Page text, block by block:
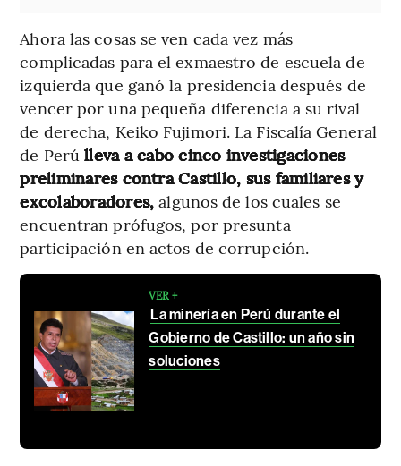
Ahora las cosas se ven cada vez más
complicadas para el exmaestro de escuela de
izquierda que ganó la presidencia después de
vencer por una pequeña diferencia a su rival
de derecha, Keiko Fujimori. La Fiscalía General
de Perúlleva a cabo cinco investigaciones
preliminares contra Castillo, sus familiares y
excolaboradores, algunos de los cuales se
encuentran prófugos, por presunta
participación en actos de corrupción.
VER +
La minería en Perú durante el
Gobierno de Castillo: un año sin
soluciones